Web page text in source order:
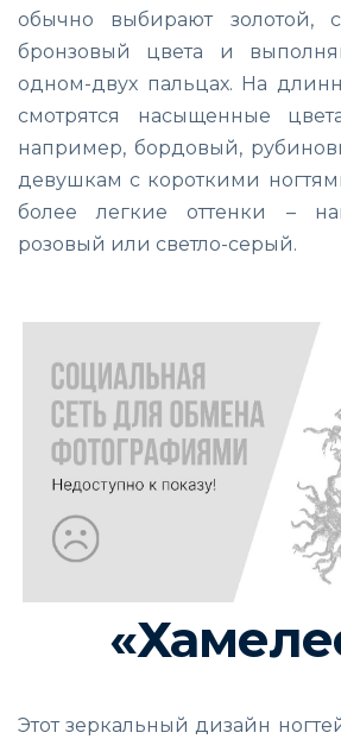
обычно выбирают золотой,
бронзовый цвета и
одном-двух пальцах. На
смотрятся насыщенные
например, бордовый,
девушкам с короткими
более легкие оттенки –
розовый или светло-серый.
Этот зеркальный дизайн